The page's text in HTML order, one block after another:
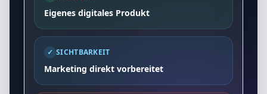
Eigenes digitales Produkt
✓ SICHTBARKEIT
Marketing direkt vorbereitet